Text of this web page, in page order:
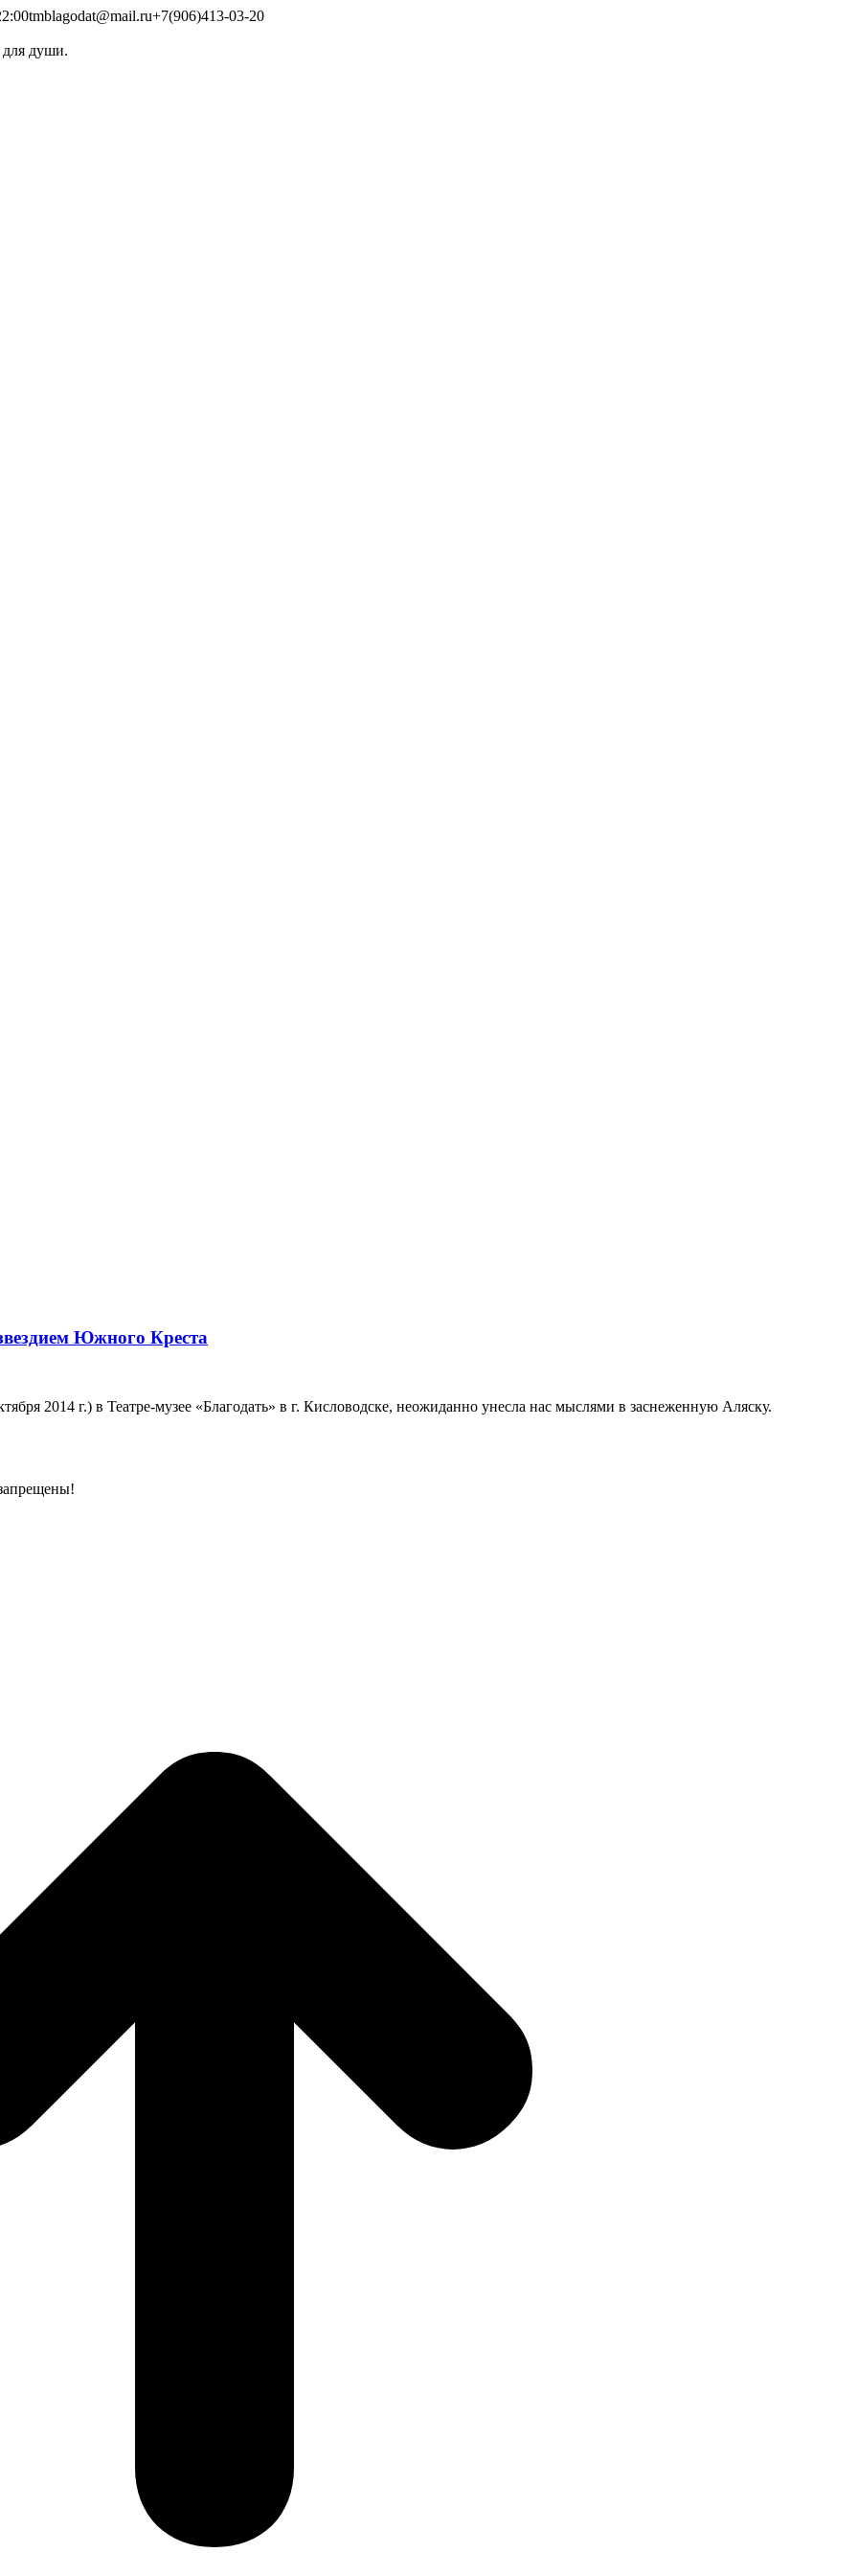
tmblagodat@mail.ru+7(906)413-03-20
для души.
Южного Креста
2014 г.) в Театре-музее «Благодать» в г. Кисловодске, неожиданно унесла нас мыслями в заснеженную Аляску.